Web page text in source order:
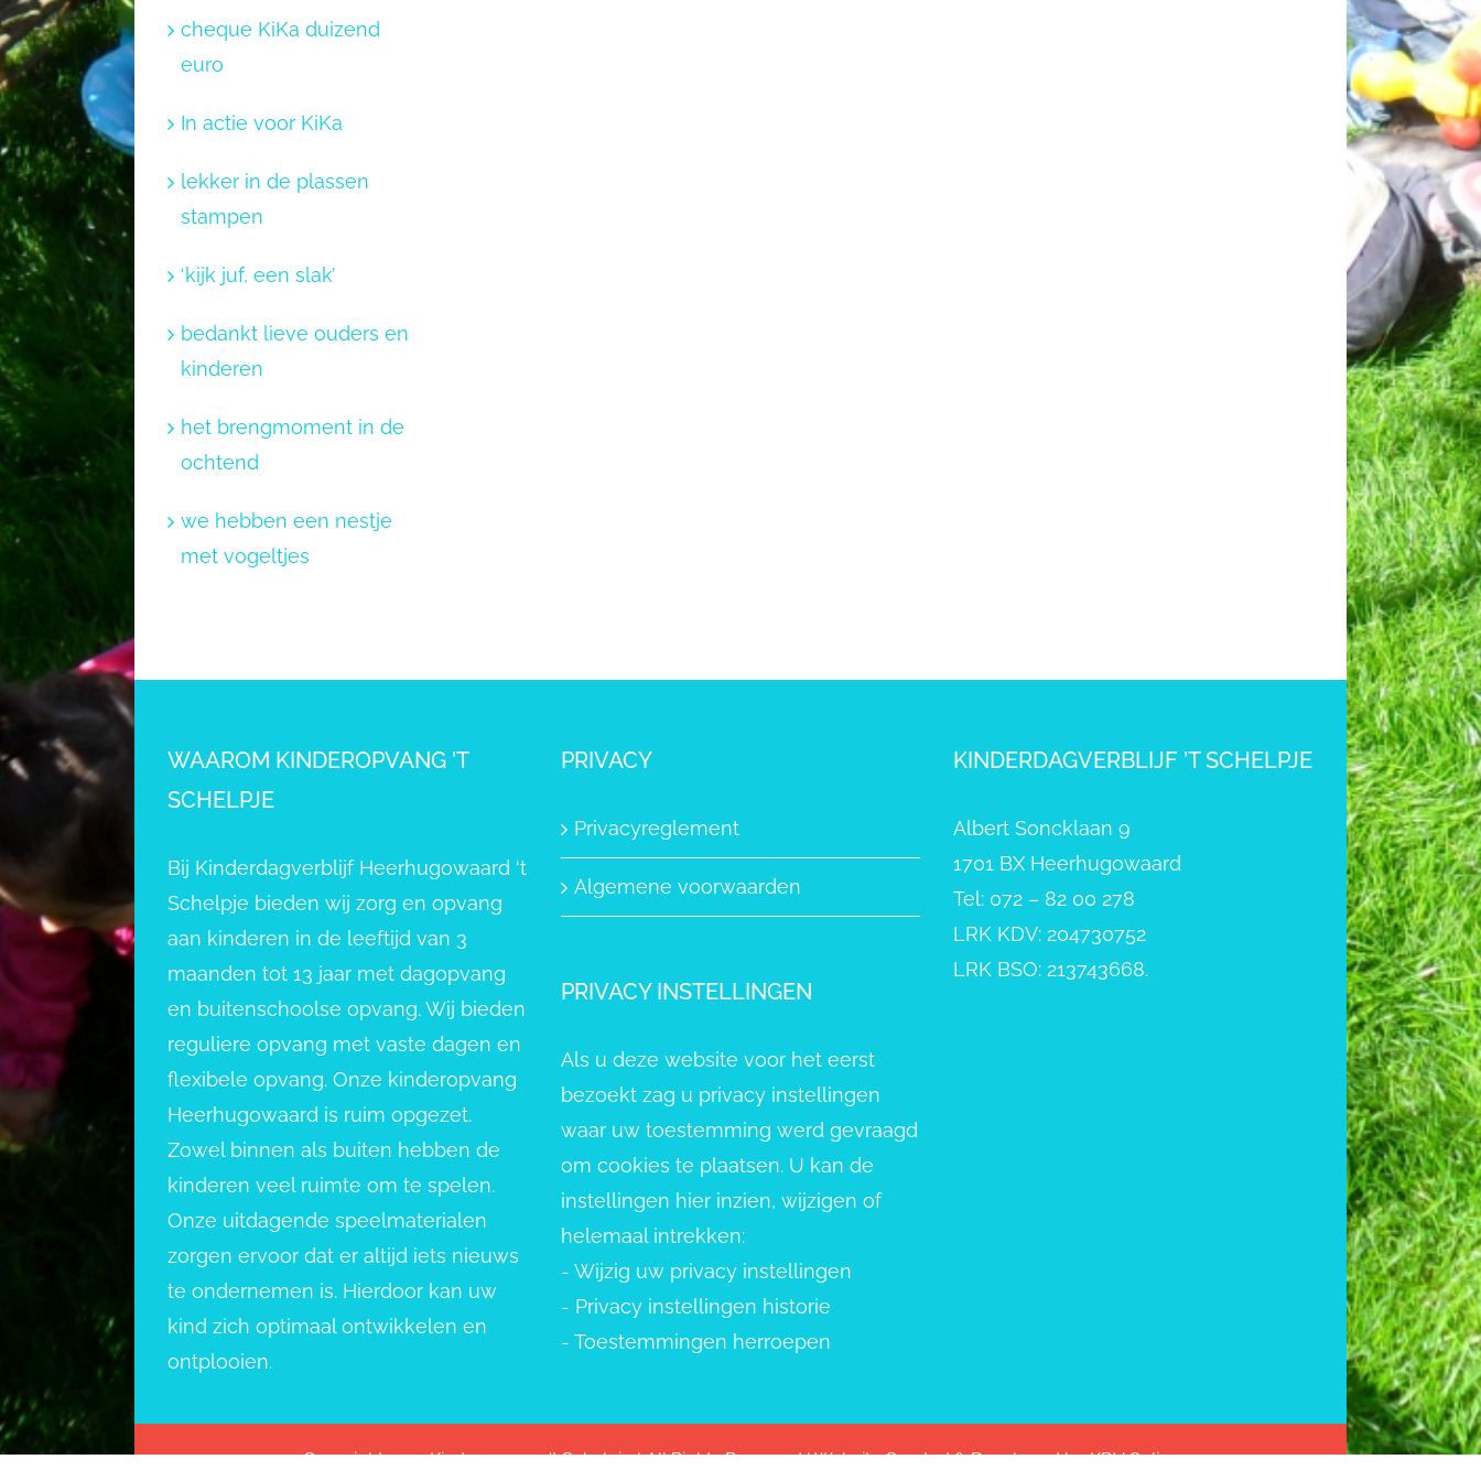
cheque KiKa duizend
euro
In actie voor KiKa
lekker in de plassen
stampen
‘kijk juf, een slak’
bedankt lieve ouders en
kinderen
het brengmoment in de
ochtend
we hebben een nestje
met vogeltjes
WAAROM KINDEROPVANG ’T
SCHELPJE
Bij Kinderdagverblijf Heerhugowaard ‘t
Schelpje bieden wij zorg en opvang
aan kinderen in de leeftijd van 3
maanden tot 13 jaar met dagopvang
en buitenschoolse opvang. Wij bieden
reguliere opvang met vaste dagen en
flexibele opvang. Onze kinderopvang
Heerhugowaard is ruim opgezet.
Zowel binnen als buiten hebben de
kinderen veel ruimte om te spelen.
Onze uitdagende speelmaterialen
zorgen ervoor dat er altijd iets nieuws
te ondernemen is. Hierdoor kan uw
kind zich optimaal ontwikkelen en
ontplooien.
PRIVACY
Privacyreglement
Algemene voorwaarden
PRIVACY INSTELLINGEN
Als u deze website voor het eerst
bezoekt zag u privacy instellingen
waar uw toestemming werd gevraagd
om cookies te plaatsen. U kan de
instellingen hier inzien, wijzigen of
helemaal intrekken:
- Wijzig uw privacy instellingen
- Privacy instellingen historie
- Toestemmingen herroepen
KINDERDAGVERBLIJF ’T SCHELPJE
Albert Soncklaan 9
1701 BX Heerhugowaard
Tel: 072 – 82 00 278
LRK KDV: 204730752
LRK BSO: 213743668.
Copyright 2022 Kinderopvang 't Schelpje | All Rights Reserved | Website Created & Developed byKDV Online